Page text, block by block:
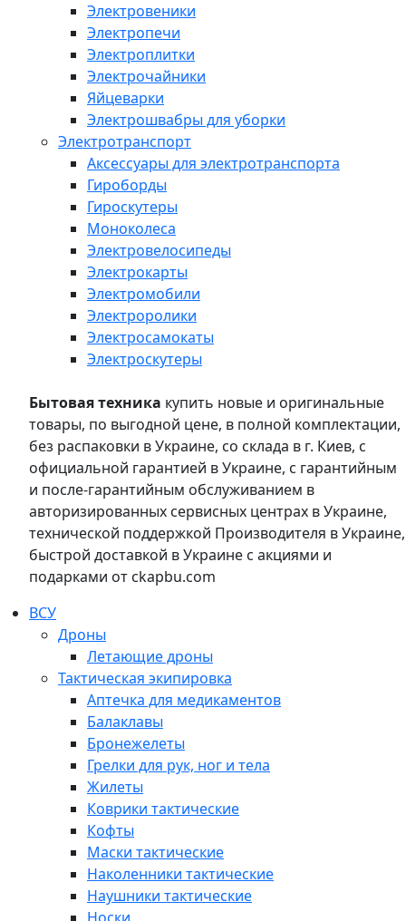
Электровеники
Электропечи
Электроплитки
Электрочайники
Яйцеварки
Электрошвабры для уборки
Электротранспорт
Аксессуары для электротранспорта
Гироборды
Гироскутеры
Моноколеса
Электровелосипеды
Электрокарты
Электромобили
Электроролики
Электросамокаты
Электроскутеры
Бытовая техника купить новые и оригинальные
товары, по выгодной цене, в полной комплектации,
без распаковки в Украине, со склада в г. Киев, с
официальной гарантией в Украине, с гарантийным
и после-гарантийным обслуживанием в
авторизированных сервисных центрах в Украине,
технической поддержкой Производителя в Украине,
быстрой доставкой в Украине с акциями и
подарками от ckapbu.com
ВСУ
Дроны
Летающие дроны
Тактическая экипировка
Аптечка для медикаментов
Балаклавы
Бронежелеты
Грелки для рук, ног и тела
Жилеты
Коврики тактические
Кофты
Маски тактические
Наколенники тактические
Наушники тактические